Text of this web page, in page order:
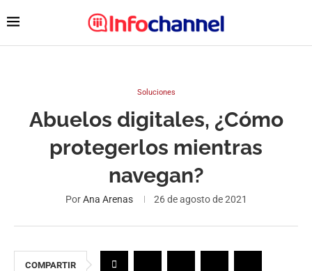
Soluciones
Abuelos digitales, ¿Cómo
protegerlos mientras
navegan?
PorAna Arenas 26 de agosto de 2021
COMPARTIR